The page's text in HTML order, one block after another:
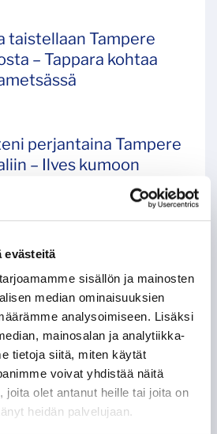
evästeitä
sisällön ja mainosten
median ominaisuuksien
analysoimiseen. Lisäksi
mainosalan ja analytiikka-
tietoja siitä, miten käytät
voivat yhdistää näitä
joita olet antanut heille tai joita on
heidän palvelujaan.
taistellaan Tampere
– Tappara kohtaa
perjantaina Tampere
– Ilves kumoon
numeroin 3–2!
kattava infopaketti
perjantaina perinteisin
vastassa Tampere